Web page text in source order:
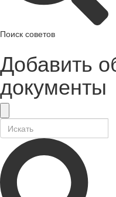
Поиск советов
Добавить
документы